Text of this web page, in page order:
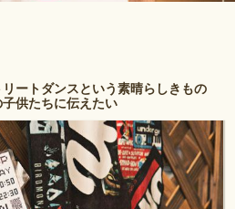
ートダンスという素晴らしきもの
供たちに伝えたい